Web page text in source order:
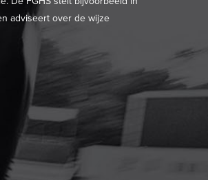
adviseert over de wijze